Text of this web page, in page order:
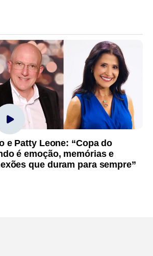
e Patty Leone: “Copa do
é emoção, memórias e
que duram para sempre”